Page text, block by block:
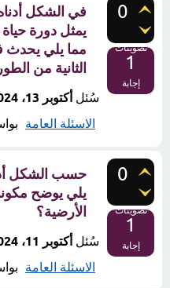
0
تصويتات
1
إجابة
في الشكل
يمثل دورة حياة
مما يلي يحدث
الثانية من
سُئل أكتوبر 13، 2024
الاسئلة العامة
0
تصويتات
1
إجابة
حسب الشكل
يلي يوضح
الأرضية؟
سُئل أكتوبر 11، 2024
الاسئلة العامة